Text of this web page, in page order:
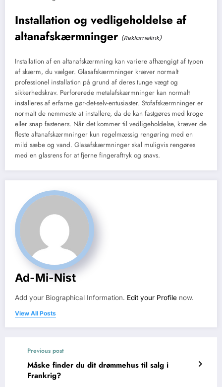
Installation og vedligeholdelse af
altanafskærmninger
Installation af en altanafskærmning kan variere afhængigt af typen
af skærm, du vælger. Glasafskærmninger kræver normalt
professionel installation på grund af deres tunge vægt og
sikkerhedskrav. Perforerede metalafskærmninger kan normalt
installeres af erfarne gør-det-selv-entusiaster. Stofafskærmninger er
normalt de nemmeste at installere, da de kan fastgøres med kroge
eller snap fasteners. Når det kommer til vedligeholdelse, kræver de
fleste altanafskærmninger kun regelmæssig rengøring med en
mild sæbe og vand. Glasafskærmninger skal muligvis rengøres
med en glasrens for at fjerne fingeraftryk og snavs.
Ad-Mi-Nist
Add your Biographical Information. Edit your Profile now.
View All Posts
Previous post
Måske finder du dit drømmehus til salg i
Frankrig?